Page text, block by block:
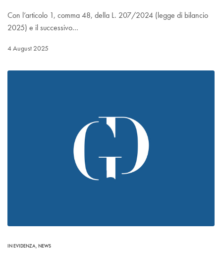
Con l’articolo 1, comma 48, della L. 207/2024 (legge di bilancio
2025) e il successivo…
4 August 2025
IN EVIDENZA, NEWS